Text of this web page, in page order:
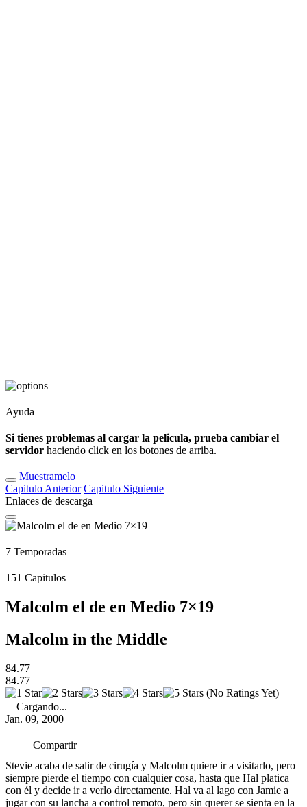
Ayuda
Si tienes problemas al cargar la pelicula, prueba cambiar el
servidor haciendo click en los botones de arriba.
Muestramelo
Capitulo Anterior Capitulo Siguiente
Enlaces de descarga
7 Temporadas
151 Capitulos
Malcolm el de en Medio 7×19
Malcolm in the Middle
84.77
84.77
(No Ratings Yet)
Cargando...
Jan. 09, 2000
Compartir
Stevie acaba de salir de cirugía y Malcolm quiere ir a visitarlo, pero
siempre pierde el tiempo con cualquier cosa, hasta que Hal platica
con él y decide ir a verlo directamente. Hal va al lago con Jamie a
jugar con su lancha a control remoto, pero sin querer se sienta en la